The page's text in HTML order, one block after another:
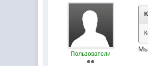
Пользователи
Мы